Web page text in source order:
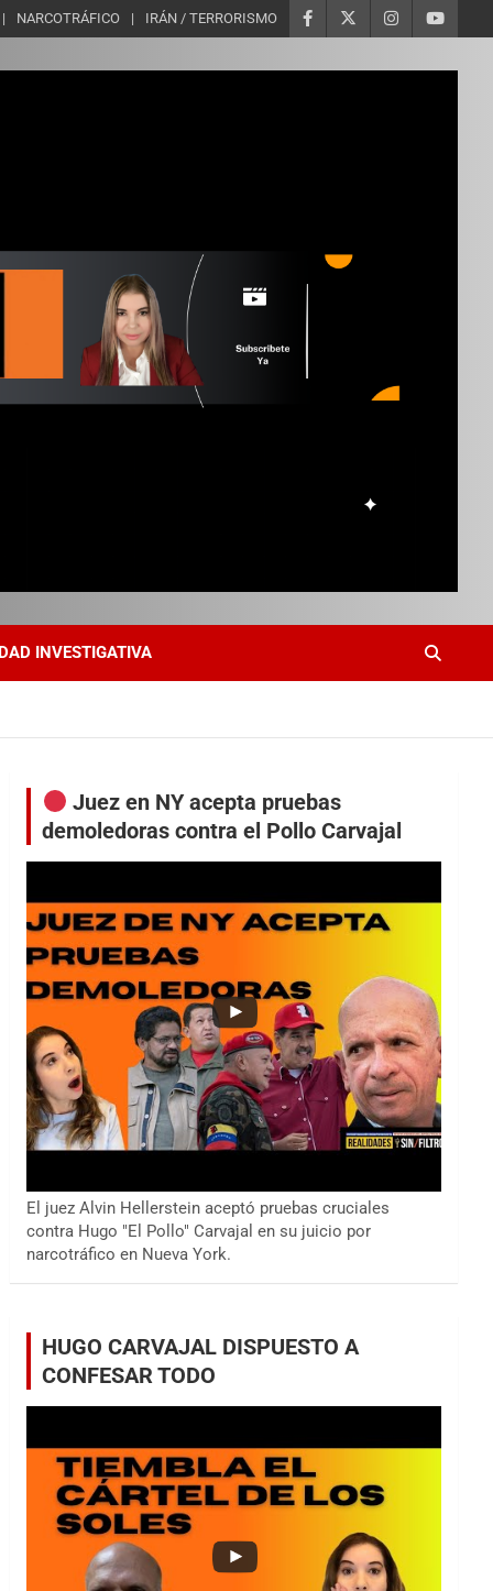
NARCOTRÁFICO IRÁN / TERRORISMO
INVESTIGATIVA
Juez en NY acepta pruebas
demoledoras contra el Pollo Carvajal
El juez Alvin Hellerstein aceptó pruebas cruciales
contra Hugo "El Pollo" Carvajal en su juicio por
narcotráfico en Nueva York.
HUGO CARVAJAL DISPUESTO A
CONFESAR TODO